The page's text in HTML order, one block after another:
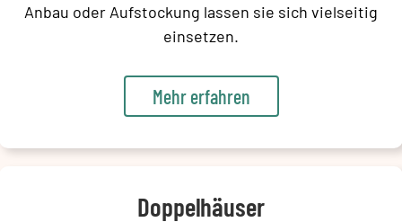
Anbau oder Aufstockung lassen sie sich vielseitig
einsetzen.
Mehr erfahren
Doppelhäuser